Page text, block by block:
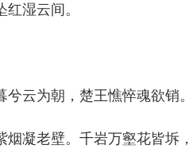
湿云间。
兮云为朝，楚王憔悴魂欲销。
烟凝老壁。千岩万壑花皆坼，